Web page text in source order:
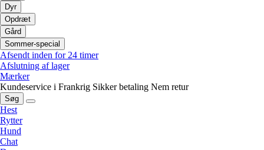
Dyr
Opdræt
Gård
Sommer-special
Afsendt inden for 24 timer
Afslutning af lager
Mærker
Kundeservice i Frankrig Sikker betaling Nem retur
Søg
Hest
Rytter
Hund
Chat